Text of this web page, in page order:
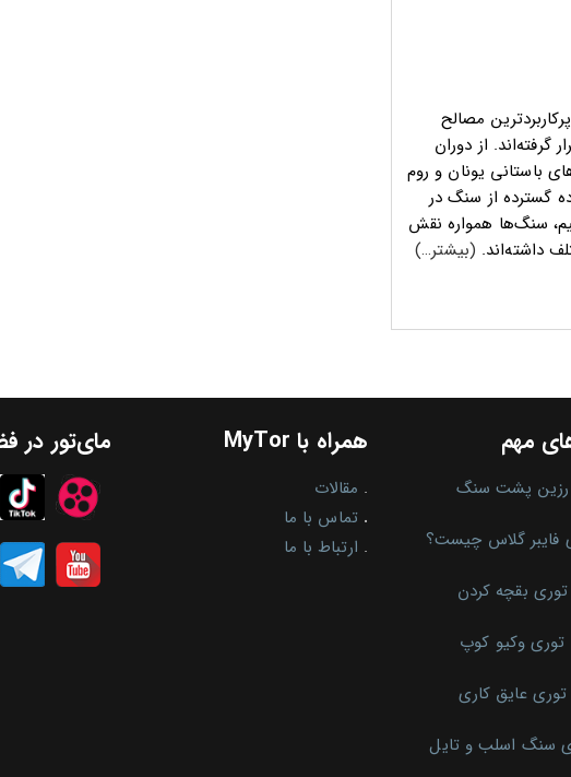
مصالح
از دوران
باستانی یونان و روم
گسترده از سنگ در
سنگ‌ها همواره نقش
داشته‌اند. (بیشتر…)
مهم
رزین پشت سنگ
فایبر گلاس چیست؟
توری بقچه کردن
توری وکیو کوپ
توری عایق کاری
سنگ اسلب و تایل
همراه با MyTor
. مقالات
.تماس با ما
. ارتباط با ما
مای‌تور در